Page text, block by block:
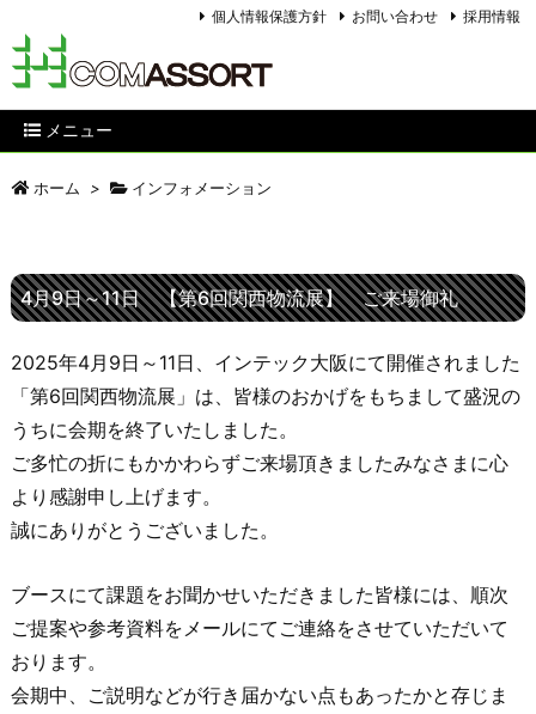
メニュー
個人情報保護方針 お問い合わせ 採用情報
ホーム > インフォメーション
4月9日～11日 【第6回関西物流展】 ご来場御礼
2025年4月9日～11日、インテック大阪にて開催されました
「第6回関西物流展」は、皆様のおかげをもちまして盛況の
うちに会期を終了いたしました。
ご多忙の折にもかかわらずご来場頂きましたみなさまに心
より感謝申し上げます。
誠にありがとうございました。
ブースにて課題をお聞かせいただきました皆様には、順次
ご提案や参考資料をメールにてご連絡をさせていただいて
おります。
会期中、ご説明などが行き届かない点もあったかと存じま